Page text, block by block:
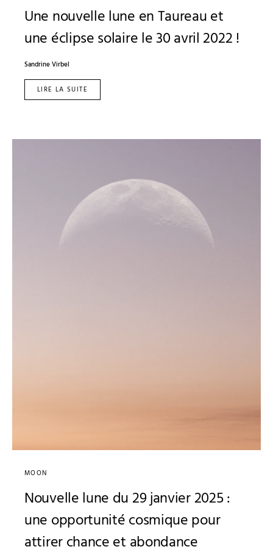
Une nouvelle lune en Taureau et
une éclipse solaire le 30 avril 2022 !
Sandrine Virbel
LIRE LA SUITE
MOON
Nouvelle lune du 29 janvier 2025 :
une opportunité cosmique pour
attirer chance et abondance